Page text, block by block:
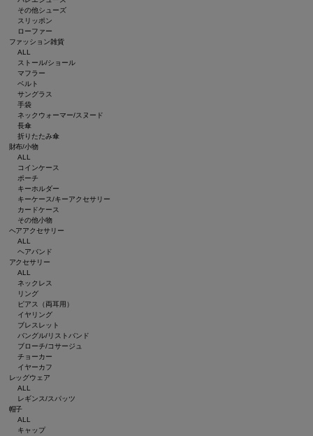
その他シューズ
スリッポン
ローファー
ファッション雑貨
ALL
ストール/ショール
マフラー
ベルト
サングラス
手袋
ネックウォーマー/スヌード
長傘
折りたたみ傘
財布/小物
ALL
コインケース
ポーチ
キーホルダー
キーケース/キーアクセサリー
カードケース
その他小物
ヘアアクセサリー
ALL
ヘアバンド
アクセサリー
ALL
ネックレス
リング
ピアス（両耳用）
イヤリング
ブレスレット
バングル/リストバンド
ブローチ/コサージュ
チョーカー
イヤーカフ
レッグウェア
ALL
レギンス/スパッツ
帽子
ALL
キャップ